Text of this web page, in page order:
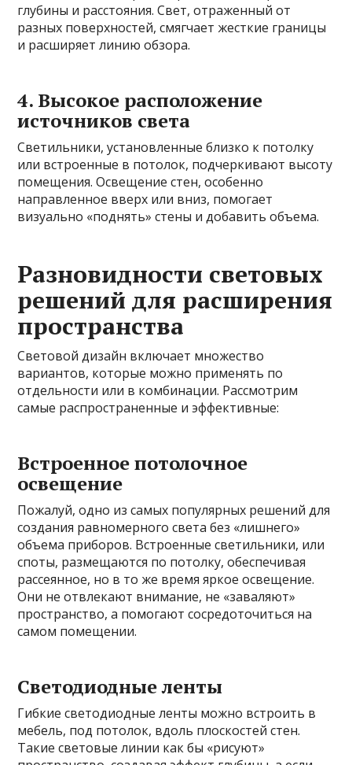
глубины и расстояния. Свет, отраженный от
разных поверхностей, смягчает жесткие границы
и расширяет линию обзора.
4. Высокое расположение
источников света
Светильники, установленные близко к потолку
или встроенные в потолок, подчеркивают высоту
помещения. Освещение стен, особенно
направленное вверх или вниз, помогает
визуально «поднять» стены и добавить объема.
Разновидности световых
решений для расширения
пространства
Световой дизайн включает множество
вариантов, которые можно применять по
отдельности или в комбинации. Рассмотрим
самые распространенные и эффективные:
Встроенное потолочное
освещение
Пожалуй, одно из самых популярных решений для
создания равномерного света без «лишнего»
объема приборов. Встроенные светильники, или
споты, размещаются по потолку, обеспечивая
рассеянное, но в то же время яркое освещение.
Они не отвлекают внимание, не «заваляют»
пространство, а помогают сосредоточиться на
самом помещении.
Светодиодные ленты
Гибкие светодиодные ленты можно встроить в
мебель, под потолок, вдоль плоскостей стен.
Такие световые линии как бы «рисуют»